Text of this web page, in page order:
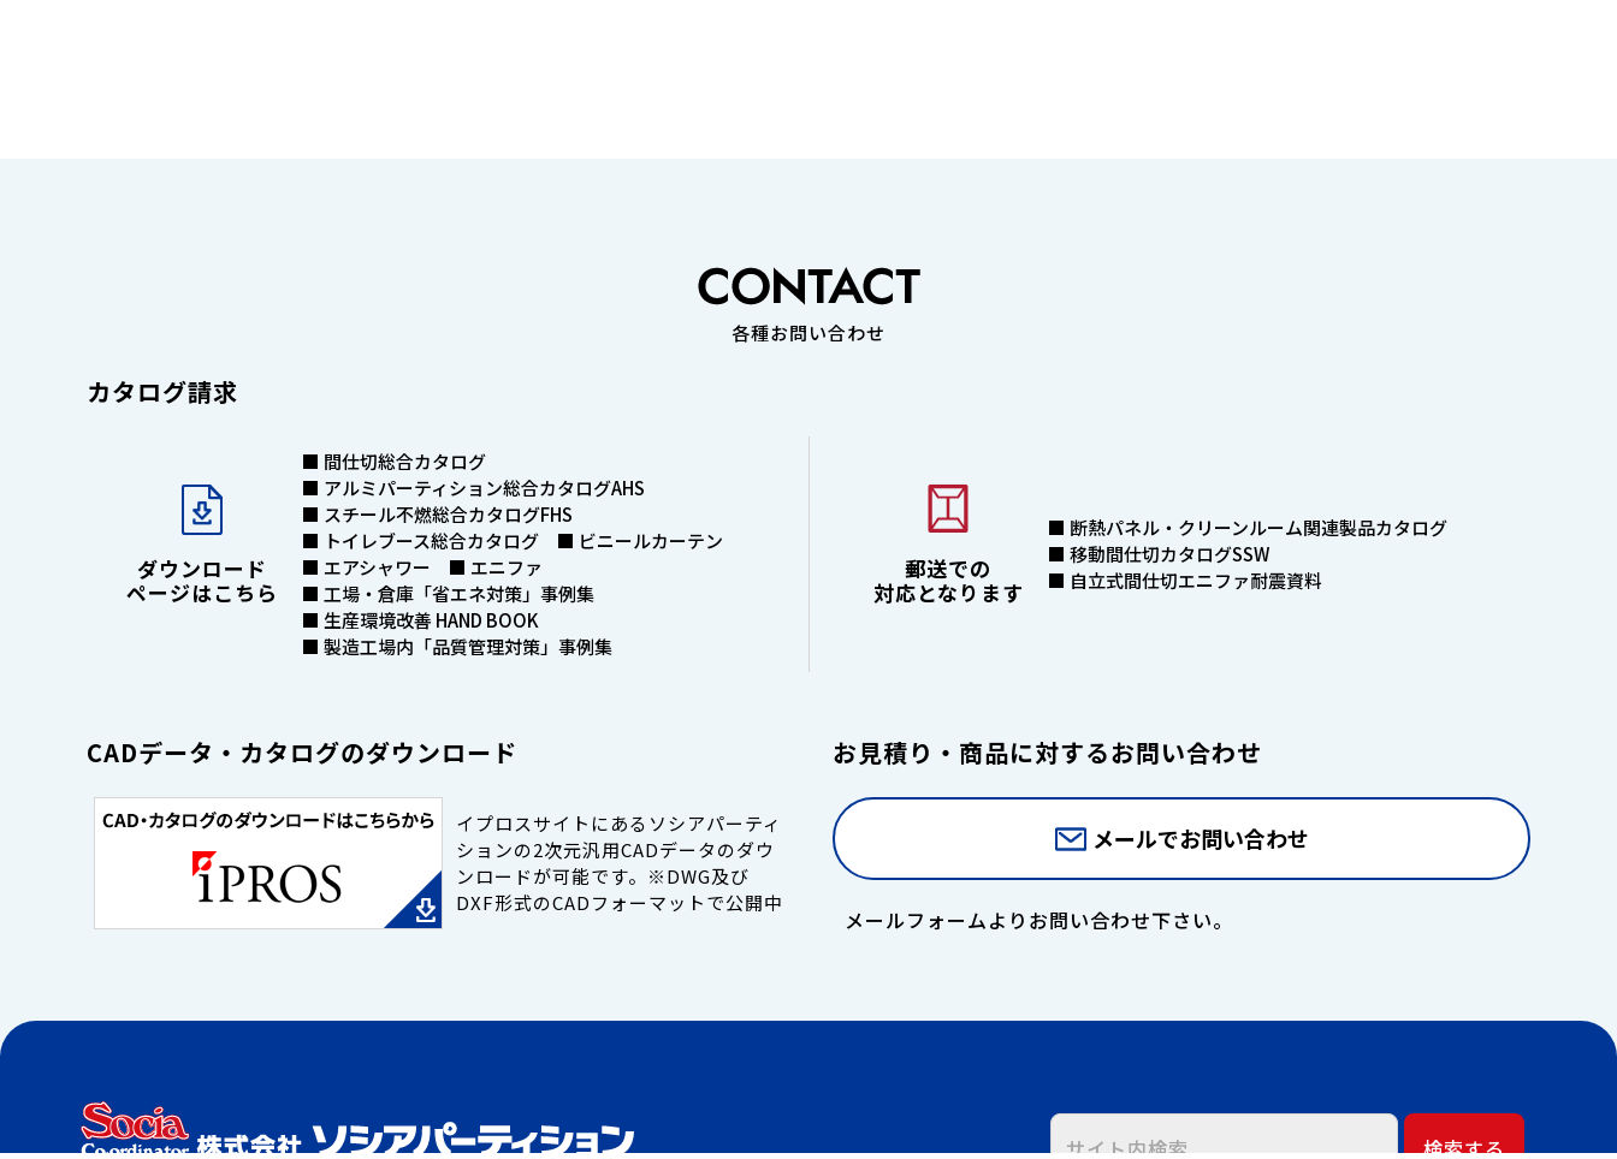
各種お問い合わせ
カタログ請求
ダウンロード
ページはこちら
■ 間仕切総合カタログ
■ アルミパーティション総合カタログAHS
■ スチール不燃総合カタログFHS
■ トイレブース総合カタログ ■ ビニールカーテン
■ エアシャワー ■ エニファ
■ 工場・倉庫「省エネ対策」事例集
■ 生産環境改善 HAND BOOK
■ 製造工場内「品質管理対策」事例集
郵送での
対応となります
■ 断熱パネル・クリーンルーム関連製品カタログ
■ 移動間仕切カタログSSW
■ 自立式間仕切エニファ耐震資料
CADデータ・カタログのダウンロード
イプロスサイトにあるソシアパーティ
ションの2次元汎用CADデータのダウ
ンロードが可能です。※DWG及び
DXF形式のCADフォーマットで公開中
お見積り・商品に対するお問い合わせ
メールでお問い合わせ
メールフォームよりお問い合わせ下さい。